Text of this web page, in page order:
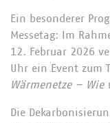
Ein besonderer
Messetag: Im
12. Februar 2026
Uhr ein Event zum
Wärmenetze –
Die